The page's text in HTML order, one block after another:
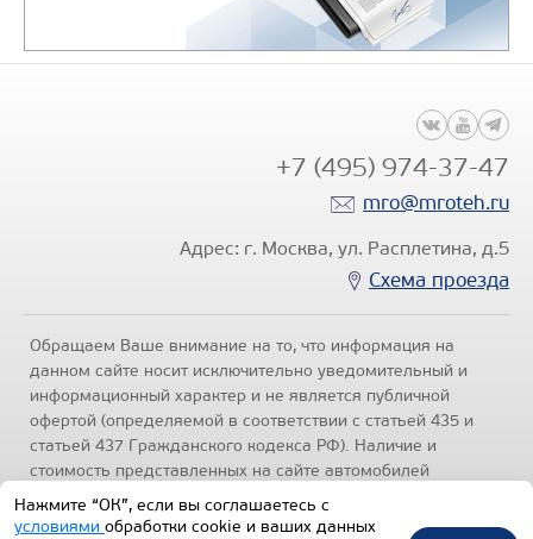
+7 (495) 974-37-47
mro@mroteh.ru
Адрес: г. Москва, ул. Расплетина, д.5
Схема проезда
Обращаем Ваше внимание на то, что информация на
данном сайте носит исключительно уведомительный и
информационный характер и не является публичной
офертой (определяемой в соответствии с статьей 435 и
статьей 437 Гражданского кодекса РФ). Наличие и
стоимость представленных на сайте автомобилей
уточняйте по телефонам отделов продаж, представленных
в разделе "Контакты" настоящего ресурса.
Нажмите “ОК”, если вы соглашаетесь с
условиями обработки cookie и ваших данных